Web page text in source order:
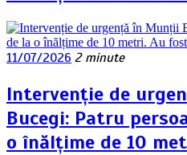
11/07/2026 2 minute
Intervenție de
Bucegi: Patru
o înălțime de 10